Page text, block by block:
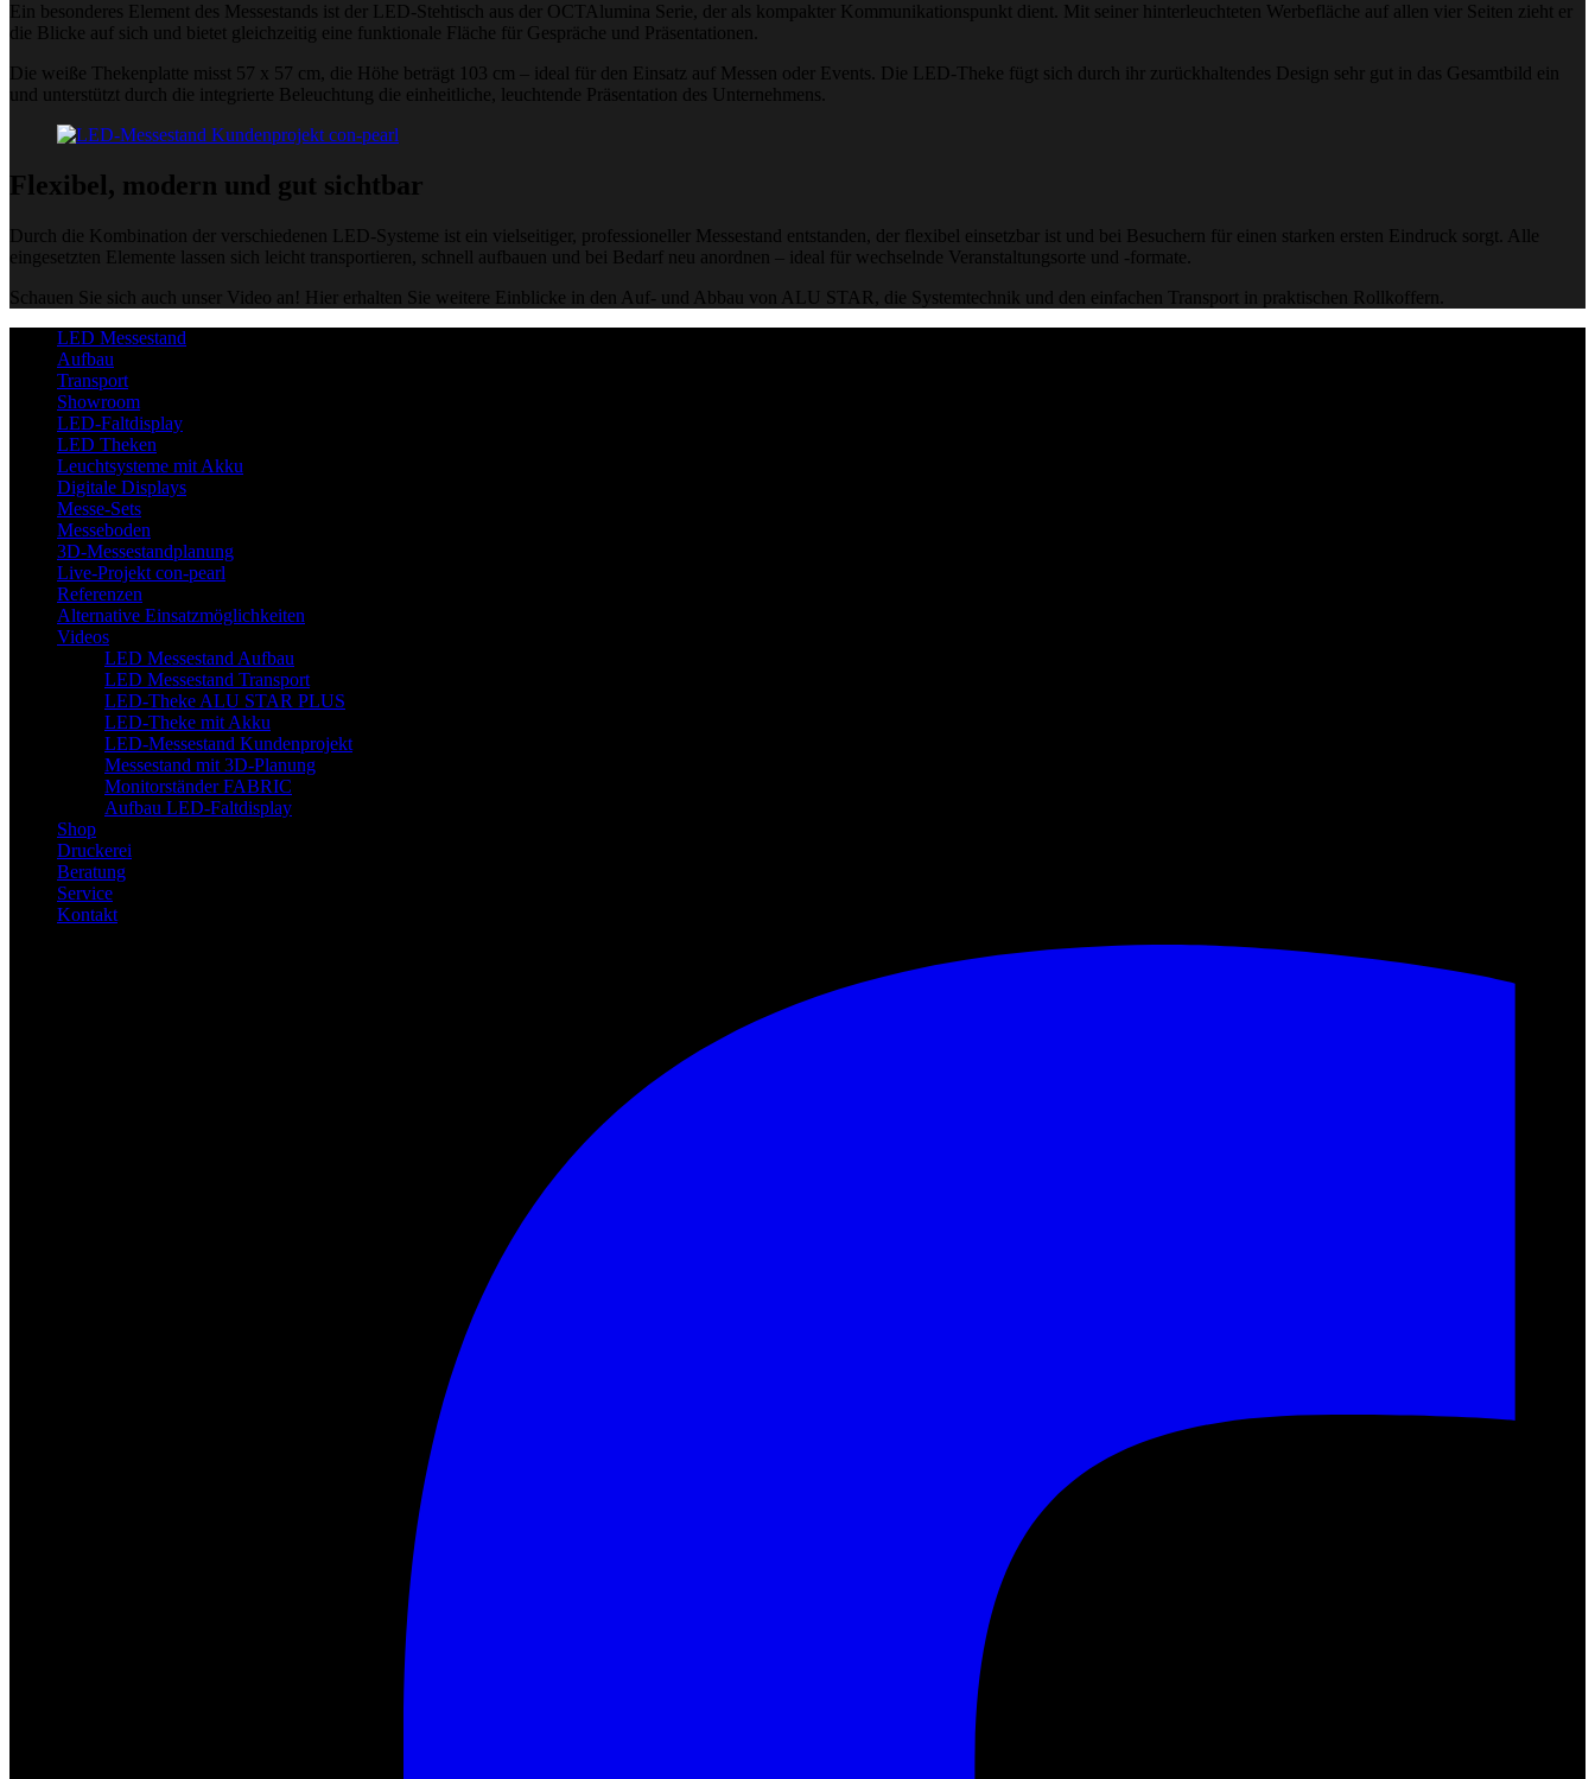
Ein besonderes Element des Messestands ist der LED-Stehtisch aus der OCTAlumina Serie, der als kompakter Kommunikationspunkt dient. Mit seiner hinterleuchteten Werbefläche auf allen vier Seiten zieht er
die Blicke auf sich und bietet gleichzeitig eine funktionale Fläche für Gespräche und Präsentationen.
Die weiße Thekenplatte misst 57 x 57 cm, die Höhe beträgt 103 cm – ideal für den Einsatz auf Messen oder Events. Die LED-Theke fügt sich durch ihr zurückhaltendes Design sehr gut in das Gesamtbild ein
und unterstützt durch die integrierte Beleuchtung die einheitliche, leuchtende Präsentation des Unternehmens.
Flexibel, modern und gut sichtbar
Durch die Kombination der verschiedenen LED-Systeme ist ein vielseitiger, professioneller Messestand entstanden, der flexibel einsetzbar ist und bei Besuchern für einen starken ersten Eindruck sorgt. Alle
eingesetzten Elemente lassen sich leicht transportieren, schnell aufbauen und bei Bedarf neu anordnen – ideal für wechselnde Veranstaltungsorte und -formate.
Schauen Sie sich auch unser Video an! Hier erhalten Sie weitere Einblicke in den Auf- und Abbau von ALU STAR, die Systemtechnik und den einfachen Transport in praktischen Rollkoffern.
LED Messestand
Aufbau
Transport
Showroom
LED-Faltdisplay
LED Theken
Leuchtsysteme mit Akku
Digitale Displays
Messe-Sets
Messeboden
3D-Messestandplanung
Live-Projekt con-pearl
Referenzen
Alternative Einsatzmöglichkeiten
Videos
LED Messestand Aufbau
LED Messestand Transport
LED-Theke ALU STAR PLUS
LED-Theke mit Akku
LED-Messestand Kundenprojekt
Messestand mit 3D-Planung
Monitorständer FABRIC
Aufbau LED-Faltdisplay
Shop
Druckerei
Beratung
Service
Kontakt